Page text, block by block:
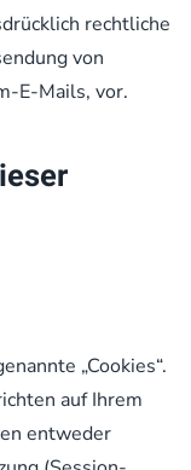
rechtliche
von
E-Mails, vor.
„Cookies“.
auf Ihrem
entweder